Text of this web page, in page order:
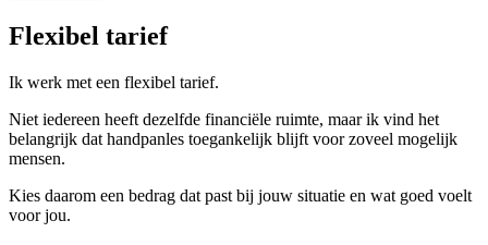
Flexibel tarief
Ik werk met een flexibel tarief.
Niet iedereen heeft dezelfde financiële ruimte, maar ik vind het
belangrijk dat handpanles toegankelijk blijft voor zoveel mogelijk
mensen.
Kies daarom een bedrag dat past bij jouw situatie en wat goed voelt
voor jou.